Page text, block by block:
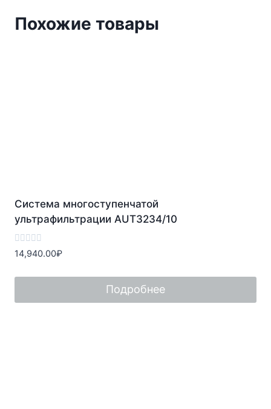
Похожие товары
Система многоступенчатой
ультрафильтрации AUT3234/10
Оценка
0
5
14,940.00₽
Подробнее